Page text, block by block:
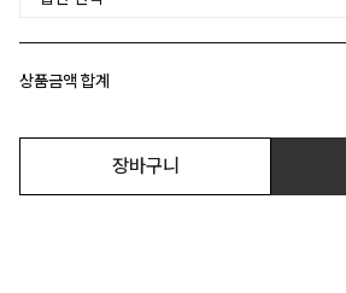
상품금액 합계
장바구니